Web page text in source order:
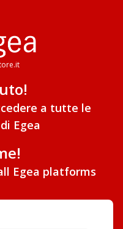
a tutte le
Egea
Egea platforms